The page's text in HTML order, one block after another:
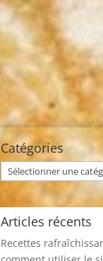
Catégories
Catégories
Articles récents
Recettes